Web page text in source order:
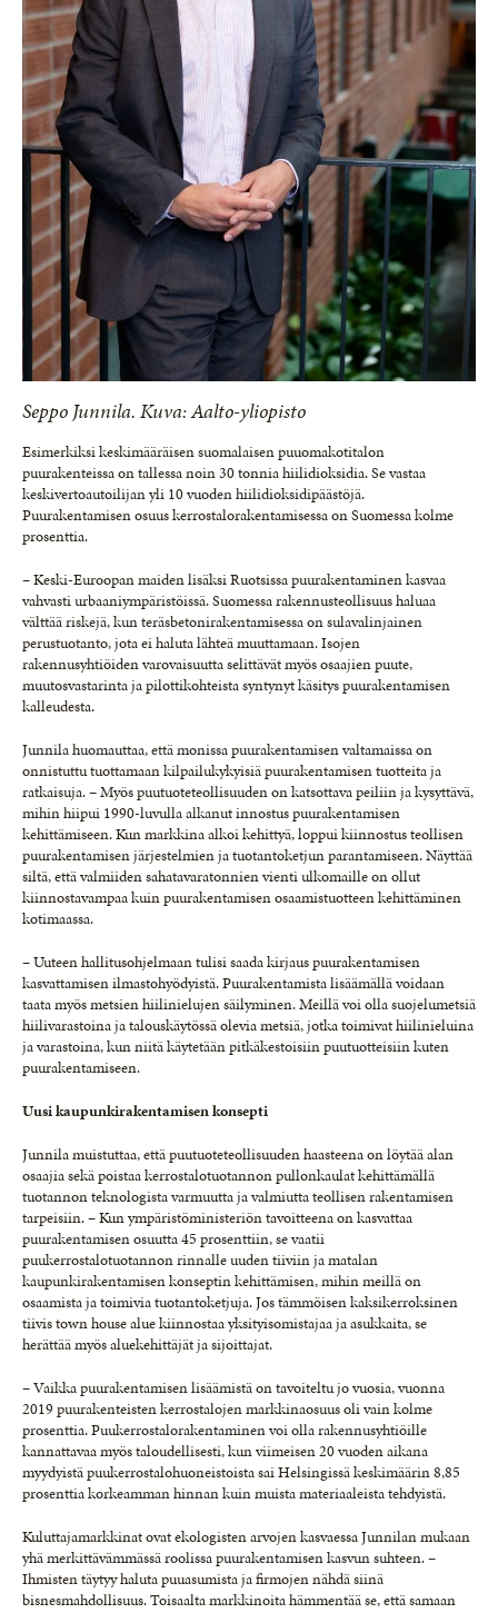
Seppo Junnila. Kuva: Aalto-yliopisto
Esimerkiksi keskimääräisen suomalaisen puuomakotitalon
puurakenteissa on tallessa noin 30 tonnia hiilidioksidia. Se vastaa
keskivertoautoilijan yli 10 vuoden hiilidioksidipäästöjä.
Puurakentamisen osuus kerrostalorakentamisessa on Suomessa kolme
prosenttia.
– Keski-Euroopan maiden lisäksi Ruotsissa puurakentaminen kasvaa
vahvasti urbaaniympäristöissä. Suomessa rakennusteollisuus haluaa
välttää riskejä, kun teräsbetonirakentamisessa on sulavalinjainen
perustuotanto, jota ei haluta lähteä muuttamaan. Isojen
rakennusyhtiöiden varovaisuutta selittävät myös osaajien puute,
muutosvastarinta ja pilottikohteista syntynyt käsitys puurakentamisen
kalleudesta.
Junnila huomauttaa, että monissa puurakentamisen valtamaissa on
onnistuttu tuottamaan kilpailukykyisiä puurakentamisen tuotteita ja
ratkaisuja. – Myös puutuoteteollisuuden on katsottava peiliin ja kysyttävä,
mihin hiipui 1990-luvulla alkanut innostus puurakentamisen
kehittämiseen. Kun markkina alkoi kehittyä, loppui kiinnostus teollisen
puurakentamisen järjestelmien ja tuotantoketjun parantamiseen. Näyttää
siltä, että valmiiden sahatavaratonnien vienti ulkomaille on ollut
kiinnostavampaa kuin puurakentamisen osaamistuotteen kehittäminen
kotimaassa.
– Uuteen hallitusohjelmaan tulisi saada kirjaus puurakentamisen
kasvattamisen ilmastohyödyistä. Puurakentamista lisäämällä voidaan
taata myös metsien hiilinielujen säilyminen. Meillä voi olla suojelumetsiä
hiilivarastoina ja talouskäytössä olevia metsiä, jotka toimivat hiilinieluina
ja varastoina, kun niitä käytetään pitkäkestoisiin puutuotteisiin kuten
puurakentamiseen.
Uusi kaupunkirakentamisen konsepti
Junnila muistuttaa, että puutuoteteollisuuden haasteena on löytää alan
osaajia sekä poistaa kerrostalotuotannon pullonkaulat kehittämällä
tuotannon teknologista varmuutta ja valmiutta teollisen rakentamisen
tarpeisiin. – Kun ympäristöministeriön tavoitteena on kasvattaa
puurakentamisen osuutta 45 prosenttiin, se vaatii
puukerrostalotuotannon rinnalle uuden tiiviin ja matalan
kaupunkirakentamisen konseptin kehittämisen, mihin meillä on
osaamista ja toimivia tuotantoketjuja. Jos tämmöisen kaksikerroksinen
tiivis town house alue kiinnostaa yksityisomistajaa ja asukkaita, se
herättää myös aluekehittäjät ja sijoittajat.
– Vaikka puurakentamisen lisäämistä on tavoiteltu jo vuosia, vuonna
2019 puurakenteisten kerrostalojen markkinaosuus oli vain kolme
prosenttia. Puukerrostalorakentaminen voi olla rakennusyhtiöille
kannattavaa myös taloudellisesti, kun viimeisen 20 vuoden aikana
myydyistä puukerrostalohuoneistoista sai Helsingissä keskimäärin 8,85
prosenttia korkeamman hinnan kuin muista materiaaleista tehdyistä.
Kuluttajamarkkinat ovat ekologisten arvojen kasvaessa Junnilan mukaan
yhä merkittävämmässä roolissa puurakentamisen kasvun suhteen. –
Ihmisten täytyy haluta puuasumista ja firmojen nähdä siinä
bisnesmahdollisuus. Toisaalta markkinoita hämmentää se, että samaan